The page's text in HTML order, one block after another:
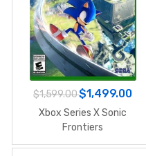
$1,599.00$1,499.00
Xbox Series X Sonic
Frontiers